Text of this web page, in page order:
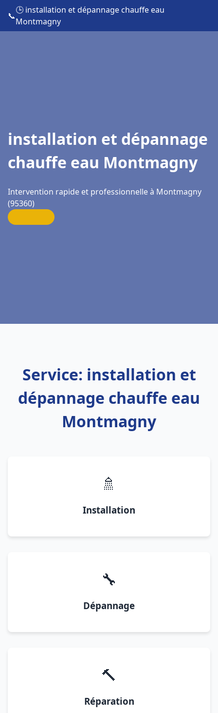
📞
🕒 installation et dépannage chauffe eau
Montmagny
installation et dépannage
chauffe eau Montmagny
Intervention rapide et professionnelle à Montmagny
(95360)
Service: installation et
dépannage chauffe eau
Montmagny
🚿
Installation
🔧
Dépannage
🔨
Réparation